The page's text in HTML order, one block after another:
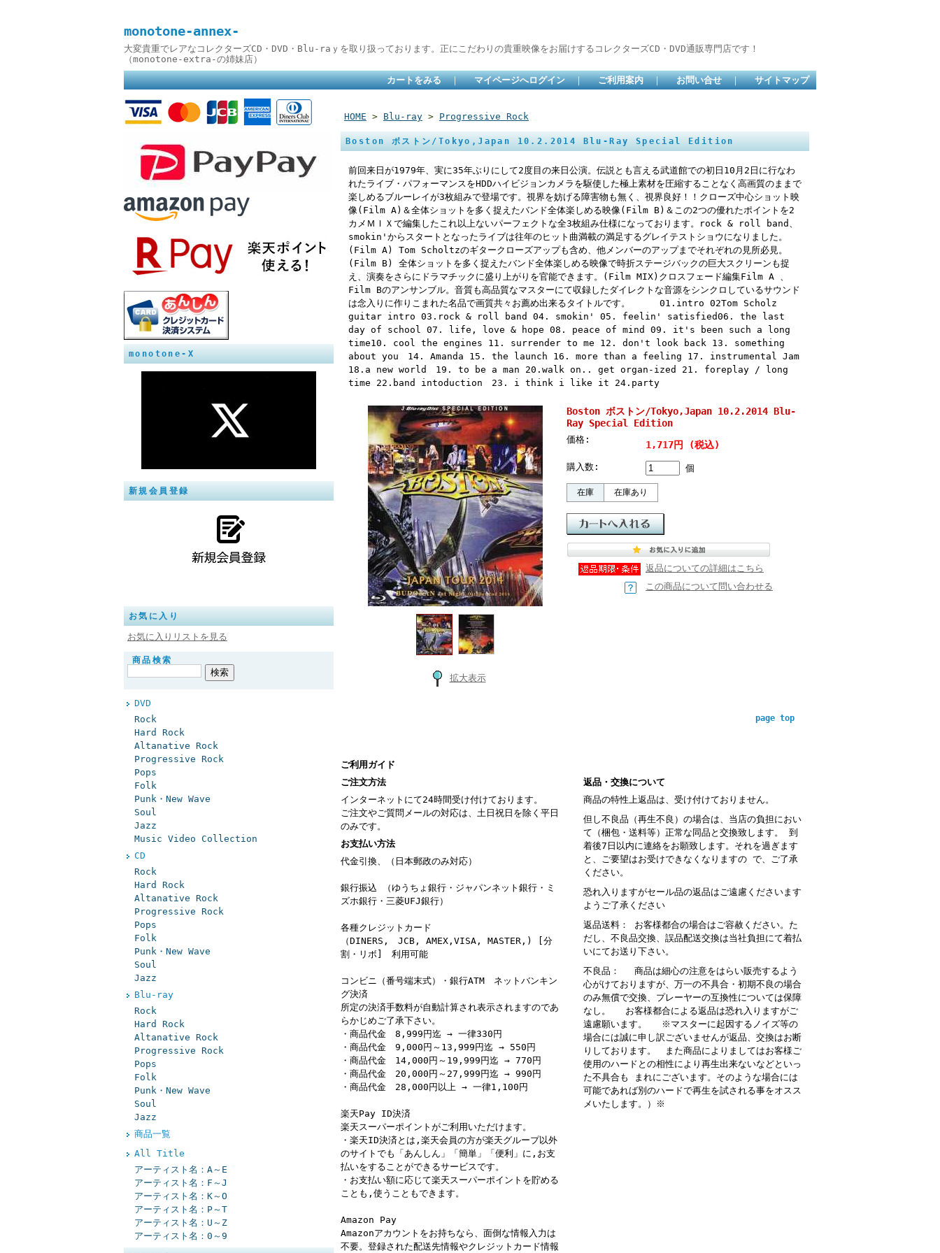
monotone-annex-
大変貴重でレアなコレクターズCD・DVD・Blu-raｙを取り扱っております。正にこだわりの貴重映像をお届けするコレクターズCD・DVD通販専門店です！
（monotone-extra-の姉妹店）
カートをみる ｜ マイページへログイン ｜ ご利用案内 ｜ お問い合せ ｜ サイトマップ
monotone-X
新規会員登録
お気に入り
お気に入りリストを見る
商品検索
DVD
Rock
Hard Rock
Altanative Rock
Progressive Rock
Pops
Folk
Punk・New Wave
Soul
Jazz
Music Video Collection
CD
Rock
Hard Rock
Altanative Rock
Progressive Rock
Pops
Folk
Punk・New Wave
Soul
Jazz
Blu-ray
Rock
Hard Rock
Altanative Rock
Progressive Rock
Pops
Folk
Punk・New Wave
Soul
Jazz
商品一覧
All Title
アーティスト名：A～E
アーティスト名：F～J
アーティスト名：K～O
アーティスト名：P～T
アーティスト名：U～Z
アーティスト名：0～9
HOME > Blu-ray > Progressive Rock
Boston ボストン/Tokyo,Japan 10.2.2014 Blu-Ray Special Edition
前回来日が1979年、実に35年ぶりにして2度目の来日公演。伝説とも言える武道館での初日10月2日に行なわ
れたライブ・パフォーマンスをHDDハイビジョンカメラを駆使した極上素材を圧縮することなく高画質のままで
楽しめるブルーレイが3枚組みで登場です。視界を妨げる障害物も無く、視界良好！！クローズ中心ショット映
像(Film A)＆全体ショットを多く捉えたバンド全体楽しめる映像(Film B)＆この2つの優れたポイントを2
カメＭＩＸで編集したこれ以上ないパーフェクトな全3枚組み仕様になっております。rock & roll band、
smokin'からスタートとなったライブは往年のヒット曲満載の満足するグレイテストショウになりました。
(Film A) Tom Scholtzのギタークローズアップも含め、他メンバーのアップまでそれぞれの見所必見。
(Film B) 全体ショットを多く捉えたバンド全体楽しめる映像で時折ステージバックの巨大スクリーンも捉
え、演奏をさらにドラマチックに盛り上がりを官能できます。(Film MIX)クロスフェード編集Film A 、
Film Bのアンサンブル。音質も高品質なマスターにて収録したダイレクトな音源をシンクロしているサウンド
は念入りに作りこまれた名品で画質共々お薦め出来るタイトルです。 01.intro 02Tom Scholz
guitar intro 03.rock & roll band 04. smokin' 05. feelin' satisfied06. the last
day of school 07. life, love & hope 08. peace of mind 09. it's been such a long
time10. cool the engines 11. surrender to me 12. don't look back 13. something
about you 14. Amanda 15. the launch 16. more than a feeling 17. instrumental Jam
18.a new world 19. to be a man 20.walk on.. get organ-ized 21. foreplay / long
time 22.band intoduction 23. i think i like it 24.party
拡大表示
Boston ボストン/Tokyo,Japan 10.2.2014 Blu-
Ray Special Edition
価格: 1,717円 (税込)
購入数: 個
在庫 在庫あり
返品についての詳細はこちら
この商品について問い合わせる
page top
ご利用ガイド
ご注文方法
インターネットにて24時間受け付けております。
ご注文やご質問メールの対応は、土日祝日を除く平日
のみです。
お支払い方法
代金引換、（日本郵政のみ対応）
銀行振込 （ゆうちょ銀行・ジャパンネット銀行・ミ
ズホ銀行・三菱UFJ銀行）
各種クレジットカード
（DINERS, JCB, AMEX,VISA, MASTER,) [分
割・リボ] 利用可能
コンビニ（番号端末式）・銀行ATM ネットバンキン
グ決済
所定の決済手数料が自動計算され表示されますのであ
らかじめご了承下さい。
・商品代金 8,999円迄 → 一律330円
・商品代金 9,000円～13,999円迄 → 550円
・商品代金 14,000円～19,999円迄 → 770円
・商品代金 20,000円～27,999円迄 → 990円
・商品代金 28,000円以上 → 一律1,100円
楽天Pay ID決済
楽天スーパーポイントがご利用いただけます。
・楽天ID決済とは,楽天会員の方が楽天グループ以外
のサイトでも「あんしん」「簡単」「便利」に,お支
払いをすることができるサービスです。
・お支払い額に応じて楽天スーパーポイントを貯める
ことも,使うこともできます。
Amazon Pay
Amazonアカウントをお持ちなら、面倒な情報入力は
不要。登録された配送先情報やクレジットカード情報
返品・交換について
商品の特性上返品は、受け付けておりません。
但し不良品（再生不良）の場合は、当店の負担におい
て（梱包・送料等）正常な同品と交換致します。 到
着後7日以内に連絡をお願致します。それを過ぎます
と、ご要望はお受けできなくなりますの で、ご了承
ください。
恐れ入りますがセール品の返品はご遠慮くださいます
ようご了承ください
返品送料： お客様都合の場合はご容赦ください。た
だし、不良品交換、誤品配送交換は当社負担にて着払
いにてお送り下さい。
不良品： 商品は細心の注意をはらい販売するよう
心がけておりますが、万一の不具合・初期不良の場合
のみ無償で交換、プレーヤーの互換性については保障
なし。 お客様都合による返品は恐れ入りますがご
遠慮願います。 ※マスターに起因するノイズ等の
場合には誠に申し訳ございませんが返品、交換はお断
りしております。 また商品によりましてはお客様ご
使用のハードとの相性により再生出来ないなどといっ
た不具合も まれにございます。そのような場合には
可能であれば別のハードで再生を試される事をオスス
メいたします。）※